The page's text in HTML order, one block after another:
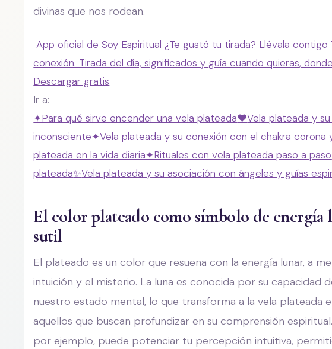
divinas que nos rodean.
App oficial de Soy Espiritual ¿Te gustó tu tirada? Llévala contigo
conexión. Tirada del día, significados y guía cuando quieras,
Descargar gratis
Ir a:
✦Para qué sirve encender una vela plateada❤️Vela plateada y
inconsciente✦Vela plateada y su conexión con el chakra corona
plateada en la vida diaria✦Rituales con vela plateada paso a paso
plateada✨Vela plateada y su asociación con ángeles y guías
El color plateado como símbolo de
sutil
El plateado es un color que resuena con la energía lunar, a
intuición y el misterio. La luna es conocida por su capacidad
nuestro estado mental, lo que transforma a la vela plateada
aquellos que buscan profundizar en su comprensión
por ejemplo, puede potenciar tu percepción intuitiva,